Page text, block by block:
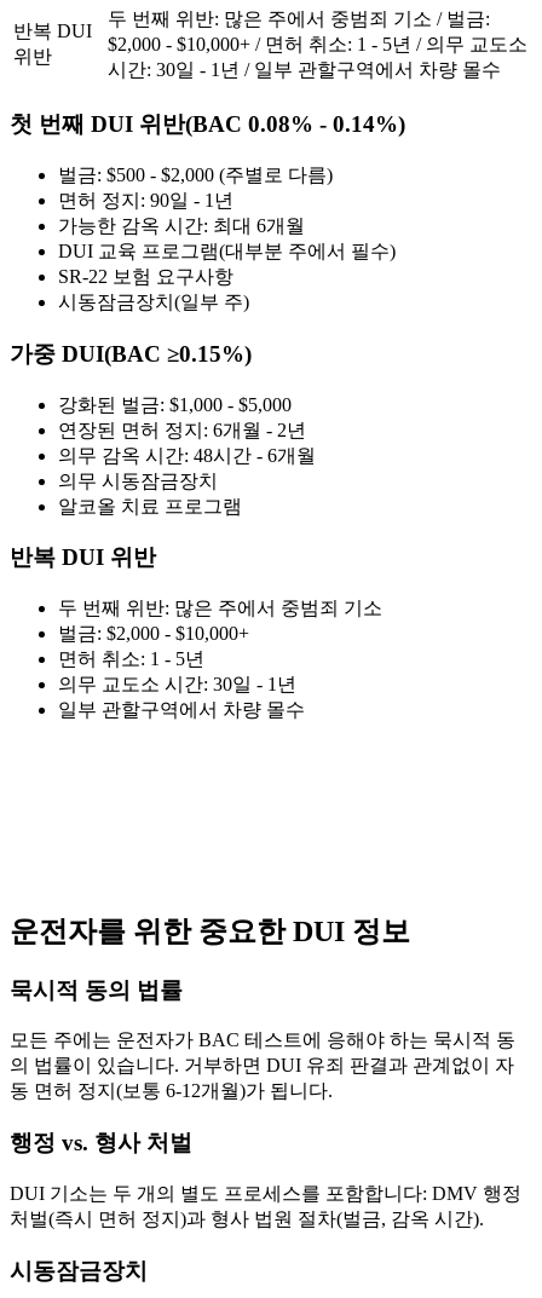
반복 DUI
위반
두 번째 위반: 많은 주에서 중범죄 기소 / 벌금:
$2,000 - $10,000+ / 면허 취소: 1 - 5년 / 의무 교도소
시간: 30일 - 1년 / 일부 관할구역에서 차량 몰수
첫 번째 DUI 위반(BAC 0.08% - 0.14%)
벌금: $500 - $2,000 (주별로 다름)
면허 정지: 90일 - 1년
가능한 감옥 시간: 최대 6개월
DUI 교육 프로그램(대부분 주에서 필수)
SR-22 보험 요구사항
시동잠금장치(일부 주)
가중 DUI(BAC ≥0.15%)
강화된 벌금: $1,000 - $5,000
연장된 면허 정지: 6개월 - 2년
의무 감옥 시간: 48시간 - 6개월
의무 시동잠금장치
알코올 치료 프로그램
반복 DUI 위반
두 번째 위반: 많은 주에서 중범죄 기소
벌금: $2,000 - $10,000+
면허 취소: 1 - 5년
의무 교도소 시간: 30일 - 1년
일부 관할구역에서 차량 몰수
운전자를 위한 중요한 DUI 정보
묵시적 동의 법률
모든 주에는 운전자가 BAC 테스트에 응해야 하는 묵시적 동
의 법률이 있습니다. 거부하면 DUI 유죄 판결과 관계없이 자
동 면허 정지(보통 6-12개월)가 됩니다.
행정 vs. 형사 처벌
DUI 기소는 두 개의 별도 프로세스를 포함합니다: DMV 행정
처벌(즉시 면허 정지)과 형사 법원 절차(벌금, 감옥 시간).
시동잠금장치